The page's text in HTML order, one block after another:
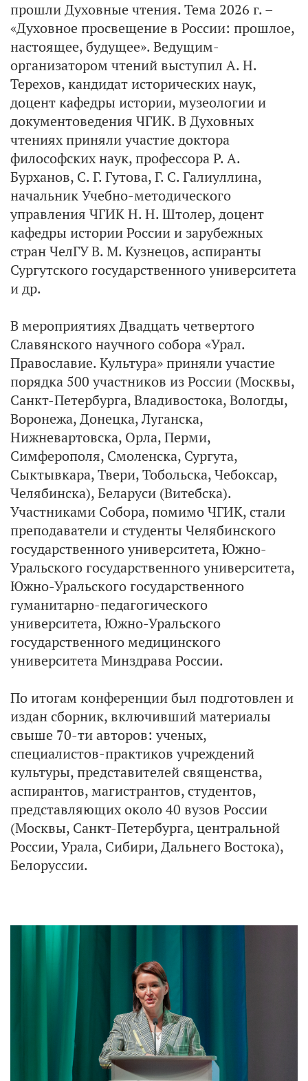
прошли Духовные чтения. Тема 2026 г. –
«Духовное просвещение в России: прошлое,
настоящее, будущее». Ведущим-
организатором чтений выступил А. Н.
Терехов, кандидат исторических наук,
доцент кафедры истории, музеологии и
документоведения ЧГИК. В Духовных
чтениях приняли участие доктора
философских наук, профессора Р. А.
Бурханов, С. Г. Гутова, Г. С. Галиуллина,
начальник Учебно-методического
управления ЧГИК Н. Н. Штолер, доцент
кафедры истории России и зарубежных
стран ЧелГУ В. М. Кузнецов, аспиранты
Сургутского государственного университета
и др.
В мероприятиях Двадцать четвертого
Славянского научного собора «Урал.
Православие. Культура» приняли участие
порядка 500 участников из России (Москвы,
Санкт-Петербурга, Владивостока, Вологды,
Воронежа, Донецка, Луганска,
Нижневартовска, Орла, Перми,
Симферополя, Смоленска, Сургута,
Сыктывкара, Твери, Тобольска, Чебоксар,
Челябинска), Беларуси (Витебска).
Участниками Собора, помимо ЧГИК, стали
преподаватели и студенты Челябинского
государственного университета, Южно-
Уральского государственного университета,
Южно-Уральского государственного
гуманитарно-педагогического
университета, Южно-Уральского
государственного медицинского
университета Минздрава России.
По итогам конференции был подготовлен и
издан сборник, включивший материалы
свыше 70-ти авторов: ученых,
специалистов-практиков учреждений
культуры, представителей священства,
аспирантов, магистрантов, студентов,
представляющих около 40 вузов России
(Москвы, Санкт-Петербурга, центральной
России, Урала, Сибири, Дальнего Востока),
Белоруссии.